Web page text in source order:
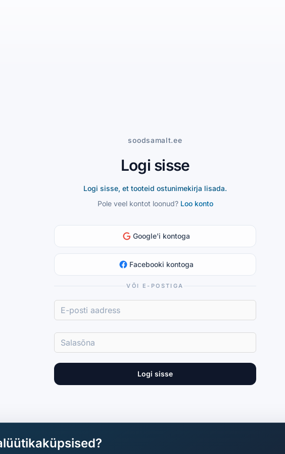
soodsamalt.ee
Logi sisse
Logi sisse, et tooteid ostunimekirja lisada.
Pole veel kontot loonud? Loo konto
Google'i kontoga
Facebooki kontoga
VÕI E-POSTIGA
Logi sisse